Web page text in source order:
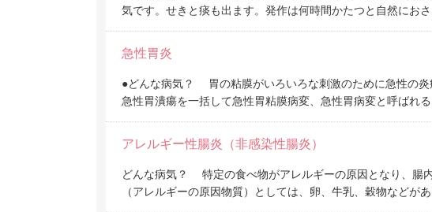
気です。せきと痰も出ます。発作は何時間かたつと自然にお
急性胃炎
●どんな病気？ 胃の粘膜がいろいろな刺激のために急性の炎
急性胃潰瘍を一括して急性胃粘膜病変、急性胃病変と呼ばれ
アレルギー性腸炎（非感染性腸炎）
どんな病気？ 特定の食べ物がアレルギーの原因となり、腸
（アレルギーの原因物質）としては、卵、牛乳、穀物などが